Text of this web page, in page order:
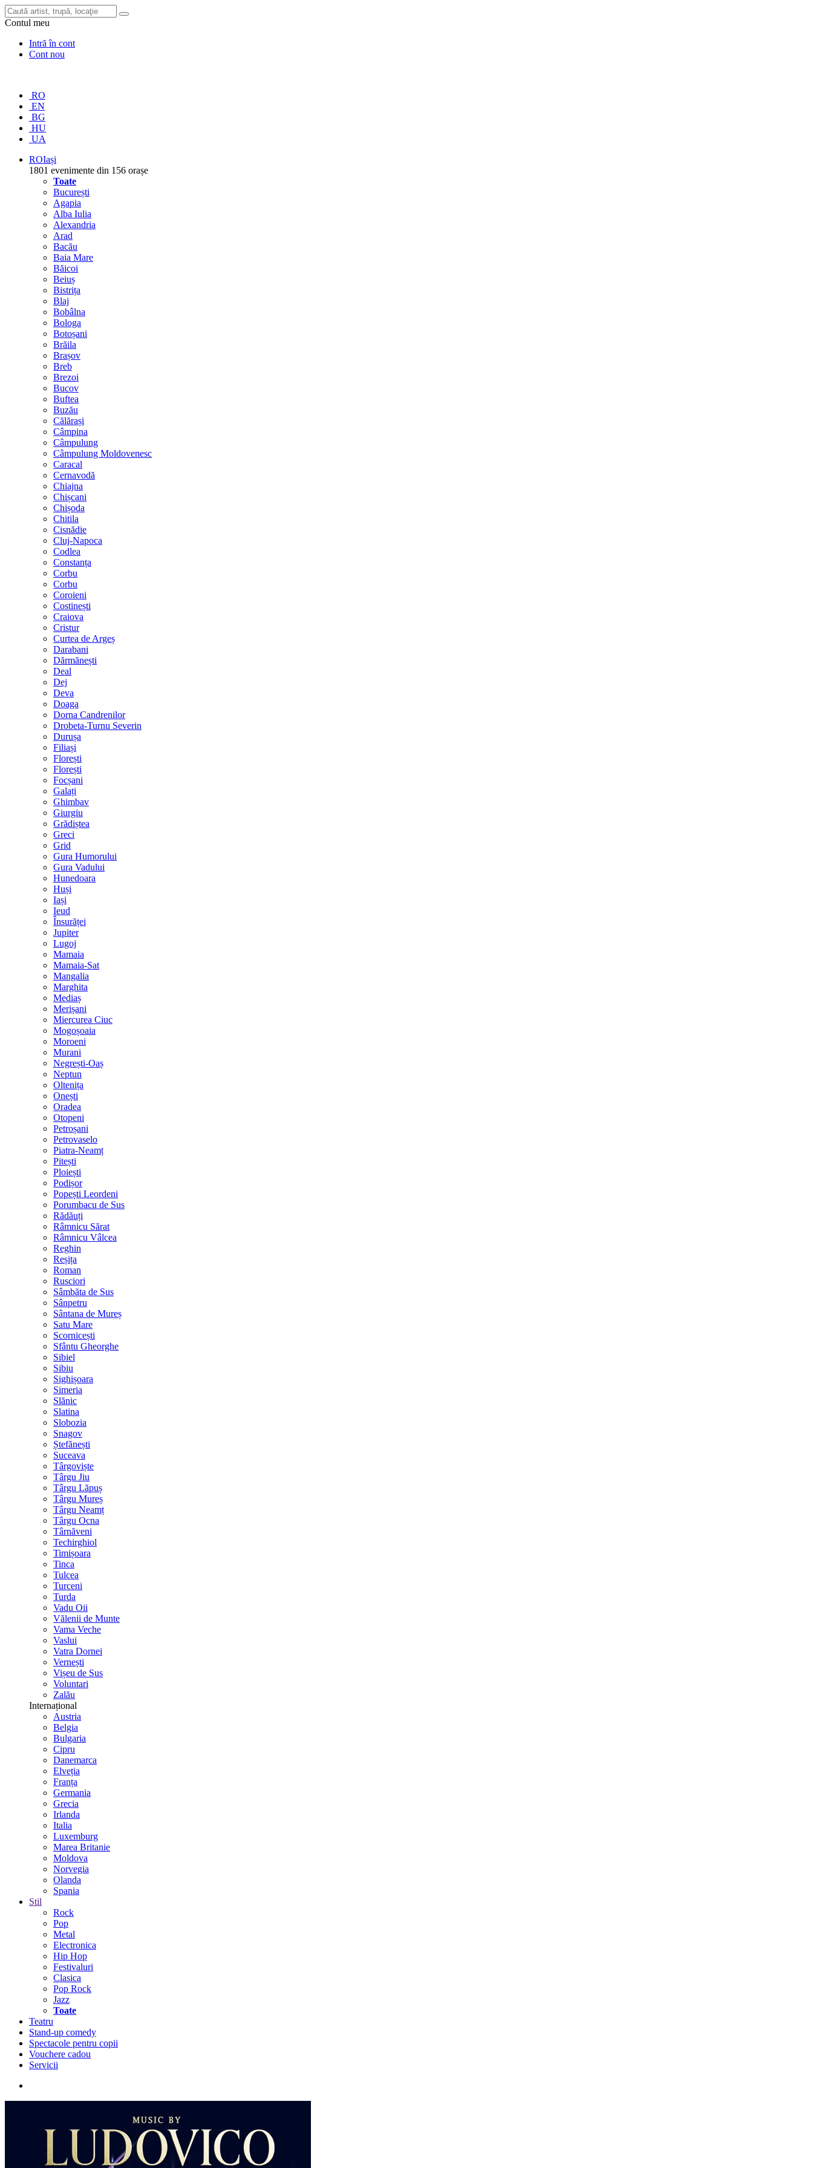
Contul meu
Intră în cont
Cont nou
RO
EN
BG
HU
UA
ROIași
1801 evenimente din 156 orașe
Toate
București
Agapia
Alba Iulia
Alexandria
Arad
Bacău
Baia Mare
Băicoi
Beiuș
Bistrița
Blaj
Bobâlna
Bologa
Botoșani
Brăila
Brașov
Breb
Brezoi
Bucov
Buftea
Buzău
Călărași
Câmpina
Câmpulung
Câmpulung Moldovenesc
Caracal
Cernavodă
Chiajna
Chișcani
Chișoda
Chitila
Cisnădie
Cluj-Napoca
Codlea
Constanța
Corbu
Corbu
Coroieni
Costinești
Craiova
Cristur
Curtea de Argeș
Darabani
Dărmănești
Deal
Dej
Deva
Doaga
Dorna Candrenilor
Drobeta-Turnu Severin
Durușa
Filiași
Florești
Florești
Focșani
Galați
Ghimbav
Giurgiu
Grădiștea
Greci
Grid
Gura Humorului
Gura Vadului
Hunedoara
Huși
Iași
Ieud
Însurăței
Jupiter
Lugoj
Mamaia
Mamaia-Sat
Mangalia
Marghita
Mediaș
Merișani
Miercurea Ciuc
Mogoșoaia
Moroeni
Murani
Negrești-Oaș
Neptun
Oltenița
Onești
Oradea
Otopeni
Petroșani
Petrovaselo
Piatra-Neamț
Pitești
Ploiești
Podișor
Popești Leordeni
Porumbacu de Sus
Rădăuți
Râmnicu Sărat
Râmnicu Vâlcea
Reghin
Reșița
Roman
Rusciori
Sâmbăta de Sus
Sânpetru
Sântana de Mureș
Satu Mare
Scornicești
Sfântu Gheorghe
Sibiel
Sibiu
Sighișoara
Simeria
Slănic
Slatina
Slobozia
Snagov
Ștefănești
Suceava
Târgoviște
Târgu Jiu
Târgu Lăpuș
Târgu Mureș
Târgu Neamț
Târgu Ocna
Târnăveni
Techirghiol
Timișoara
Tinca
Tulcea
Turceni
Turda
Vadu Oii
Vălenii de Munte
Vama Veche
Vaslui
Vatra Dornei
Vernești
Vișeu de Sus
Voluntari
Zalău
Internațional
Austria
Belgia
Bulgaria
Cipru
Danemarca
Elveția
Franța
Germania
Grecia
Irlanda
Italia
Luxemburg
Marea Britanie
Moldova
Norvegia
Olanda
Spania
Stil
Rock
Pop
Metal
Electronica
Hip Hop
Festivaluri
Clasica
Pop Rock
Jazz
Toate
Teatru
Stand-up comedy
Spectacole pentru copii
Vouchere cadou
Servicii